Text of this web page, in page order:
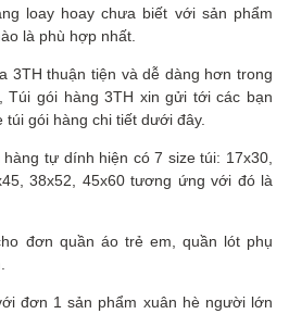
loay hoay chưa biết với sản phẩm
là phù hợp nhất.
3TH thuận tiện và dễ dàng hơn trong
Túi gói hàng 3TH xin gửi tới các bạn
gói hàng chi tiết dưới đây.
tự dính hiện có 7 size túi: 17x30,
38x52, 45x60 tương ứng với đó là
đơn quần áo trẻ em, quần lót phụ
đơn 1 sản phẩm xuân hè người lớn